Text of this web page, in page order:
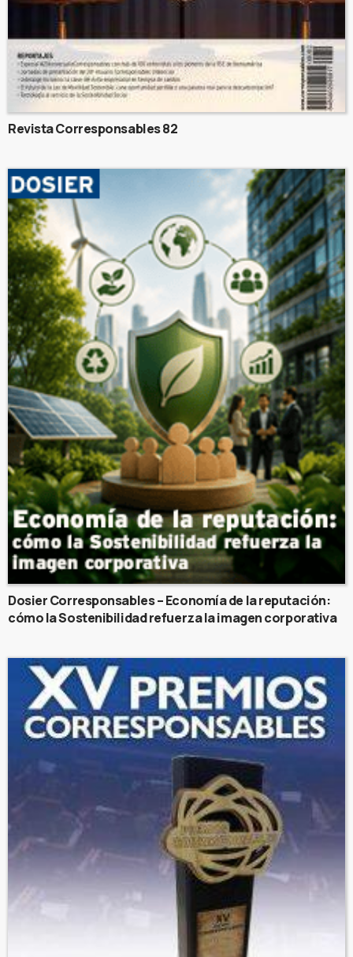
Revista Corresponsables 82
Dosier Corresponsables – Economía de la reputación:
cómo la Sostenibilidad refuerza la imagen corporativa